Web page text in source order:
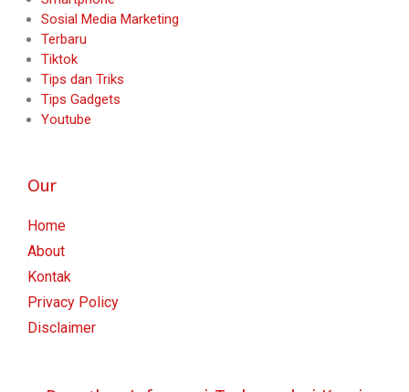
Sosial Media Marketing
Terbaru
Tiktok
Tips dan Triks
Tips Gadgets
Youtube
Our
Home
About
Kontak
Privacy Policy
Disclaimer